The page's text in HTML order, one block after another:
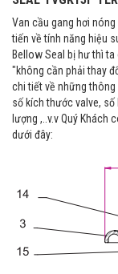
Van cầu gang hơi nóng
tiến về tính năng hiệu
Bellow Seal bị hư thì
"không cần phải thay
chi tiết về những
số kích thước valve,
lượng ,..v.v Quý
dưới đây: